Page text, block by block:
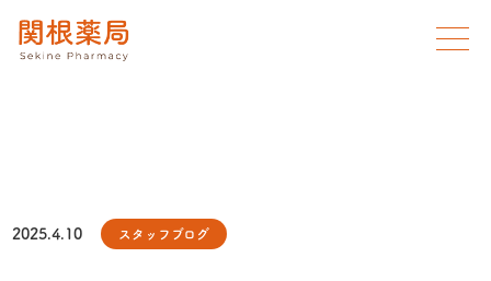
2025.4.10 スタッフブログ